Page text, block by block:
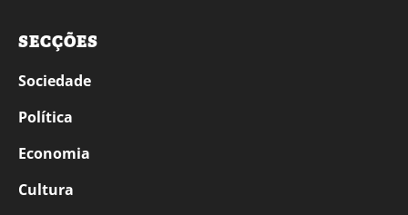
SECÇÕES
Sociedade
Política
Economia
Cultura